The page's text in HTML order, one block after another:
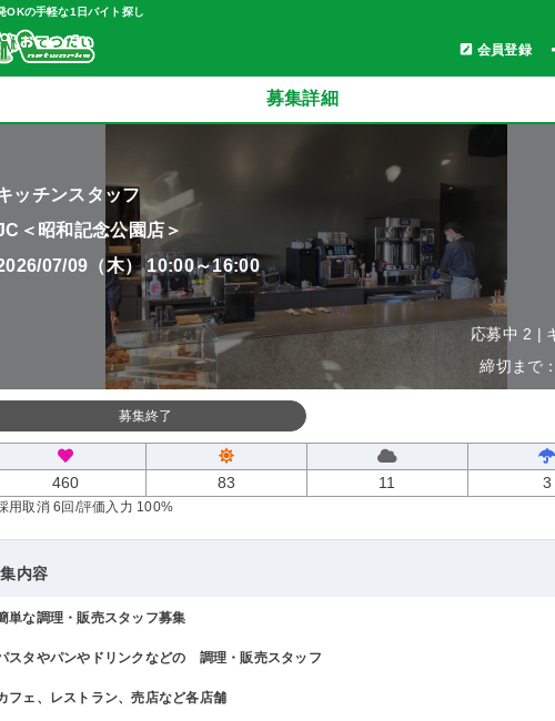
OKの手軽な1日バイト探し
会員登録
募集詳細
ッチンスタッフ
＜昭和記念公園店＞
07/09（木） 10:00～16:00
応募中 2 |
締切まで
募集終了
460 83 11 3
用取消 6回 /評価入力 100%
内容
単な調理・販売スタッフ募集
スタやパンやドリンクなどの 調理・販売スタッフ
フェ、レストラン、売店など各店舗